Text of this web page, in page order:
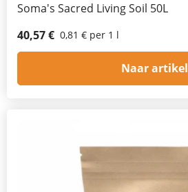
Soma's Sacred Living Soil 50L
40,57 € 0,81 € per 1 l
Naar artikel